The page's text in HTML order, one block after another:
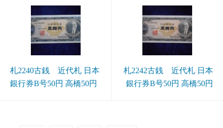
札2240古銭 近代札 日本
銀行券B号50円 高橋50円
札2242古銭 近代札 日本
銀行券B号50円 高橋50円